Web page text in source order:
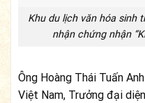
Khu du lịch văn hóa sinh
nhận chứng nhận
Ông Hoàng Thái Tuấn
Việt Nam, Trưởng đại